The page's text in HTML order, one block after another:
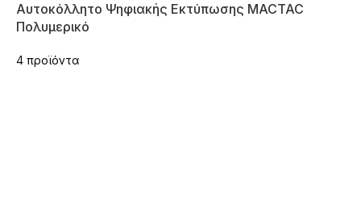
Αυτοκόλλητο Ψηφιακής Εκτύπωσης MACTAC
Πολυμερικό
4 προϊόντα